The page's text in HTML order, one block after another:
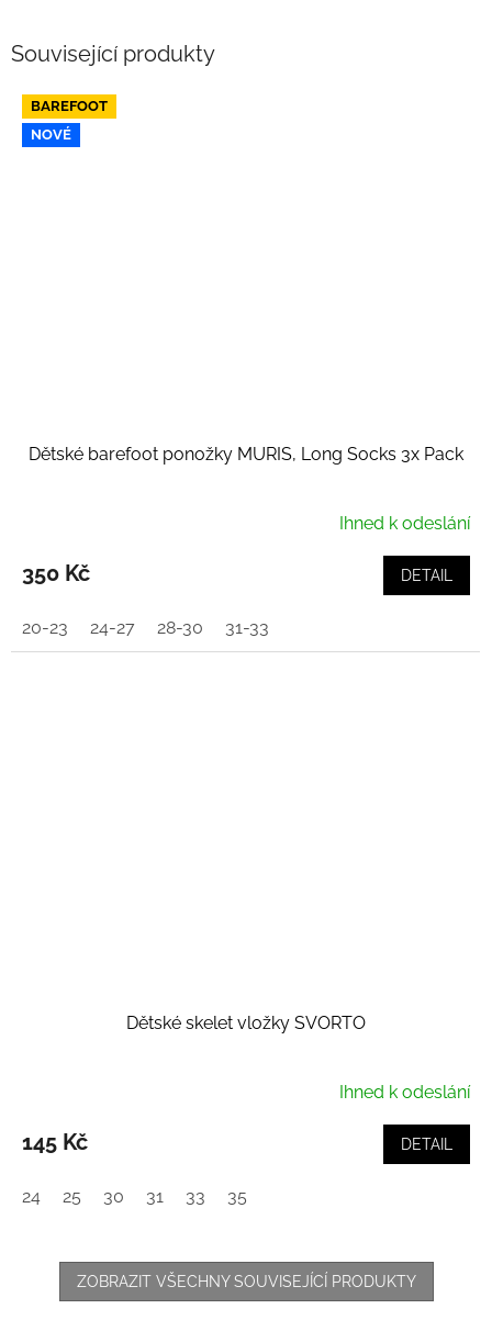
Související produkty
BAREFOOT
NOVÉ
Dětské barefoot ponožky MURIS, Long Socks 3x Pack
Ihned k odeslání
350 Kč DETAIL
20-23 24-27 28-30 31-33
Dětské skelet vložky SVORTO
Ihned k odeslání
145 Kč DETAIL
24 25 30 31 33 35
ZOBRAZIT VŠECHNY SOUVISEJÍCÍ PRODUKTY